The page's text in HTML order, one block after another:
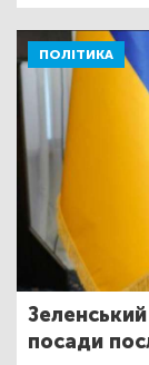
ПОЛІТИКА
посади